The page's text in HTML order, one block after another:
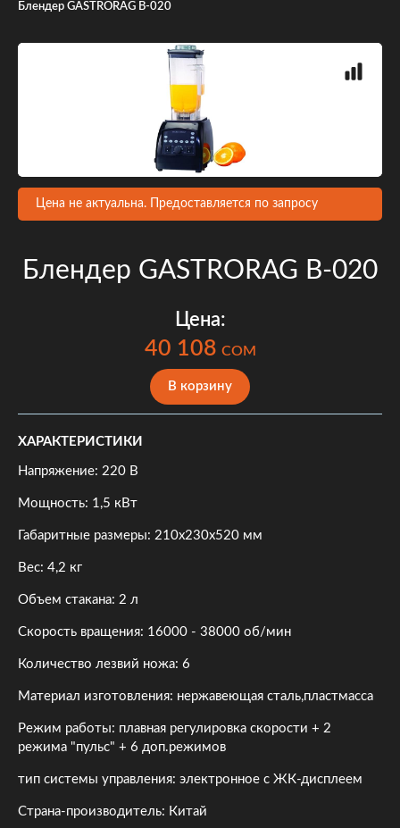
Блендер GASTRORAG B-020
Цена не актуальна. Предоставляется по запросу
Блендер GASTRORAG B-020
Цена:
40 108 COM
В корзину
ХАРАКТЕРИСТИКИ
Напряжение: 220 В
Мощность: 1,5 кВт
Габаритные размеры: 210х230х520 мм
Вес: 4,2 кг
Объем стакана: 2 л
Скорость вращения: 16000 - 38000 об/мин
Количество лезвий ножа: 6
Материал изготовления: нержавеющая сталь,пластмасса
Режим работы: плавная регулировка скорости + 2
режима "пульс" + 6 доп.режимов
тип системы управления: электронное с ЖК-дисплеем
Страна-производитель: Китай